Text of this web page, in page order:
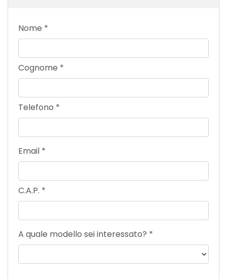
Nome *
Cognome *
Telefono *
Email *
C.A.P. *
A quale modello sei interessato? *